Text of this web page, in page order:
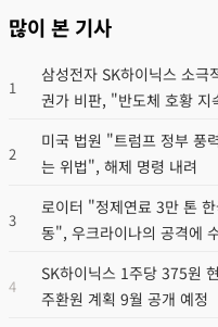
많이 본 기사
1
삼성전자 SK하이닉스 소극
권가 비판, "반도체 호황 지
2
미국 법원 "트럼프 정부 풍
는 위법", 해제 명령 내려
3
로이터 "정제연료 3만 톤
동", 우크라이나의 공격에
4
SK하이닉스 1주당 375원
주환원 계획 9월 공개 예정